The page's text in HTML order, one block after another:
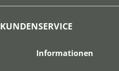
KUNDENSERVICE
Informationen